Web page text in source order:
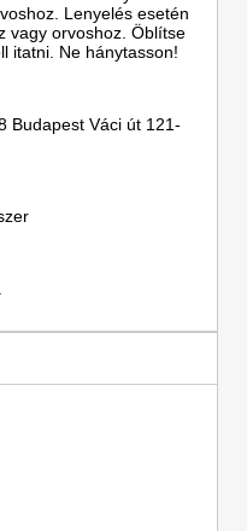
Lenyelés esetén
vagy orvoshoz. Öblítse
itatni. Ne hánytasson!
Budapest Váci út 121-